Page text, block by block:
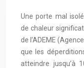
Une porte mal
de chaleur
de l’ADEME
que les
atteindre jusqu’à